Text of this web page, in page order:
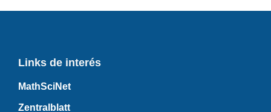
Links de interés
MathSciNet
Zentralblatt